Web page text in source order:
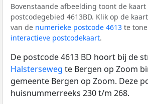
Bovenstaande afbeelding toont de
postcodegebied 4613BD. Klik op de
van de numerieke postcode 4613 te
interactieve postcodekaart.
De postcode 4613 BD hoort bij de
Halsterseweg te Bergen op Zoom
gemeente Bergen op Zoom. Deze
huisnummerreeks 230 t/m 268.